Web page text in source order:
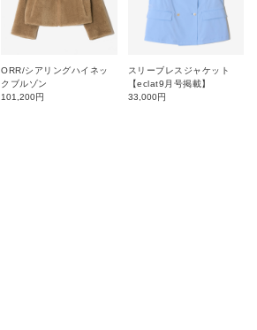
ORR/シアリングハイネッ
クブルゾン
101,200円
スリーブレスジャケット
【eclat9月号掲載】
33,000円